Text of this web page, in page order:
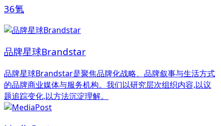
36氪
品牌星球Brandstar
品牌星球Brandstar是聚焦品牌化战略、品牌叙事与生活方式
的品牌商业媒体与服务机构。我们以研究层次组织内容,以议
题追踪变化,以方法沉淀理解。